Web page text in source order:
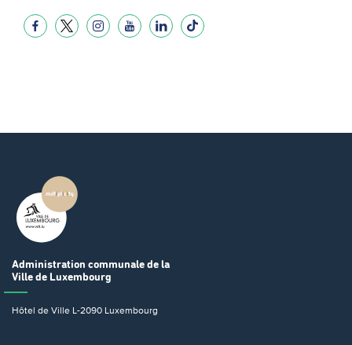
Administration communale de la
Ville de Luxembourg
Hôtel de Ville L-2090 Luxembourg